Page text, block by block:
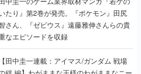
たり』第2巻が発売。『ポケモン』田尻
さん、『ゼビウス』遠藤雅伸さんらの貴
なエピソードを収録
【田中圭一連載：アイマス/ガンダム 戦場